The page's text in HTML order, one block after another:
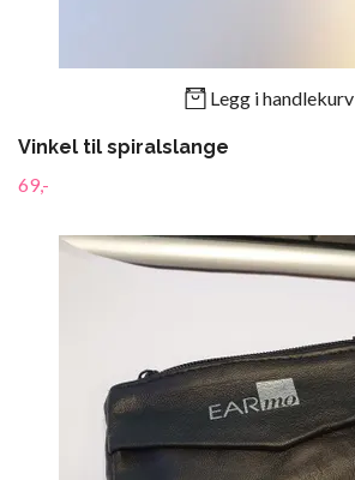
Legg i handlekurv
Vinkel til spiralslange
69,-